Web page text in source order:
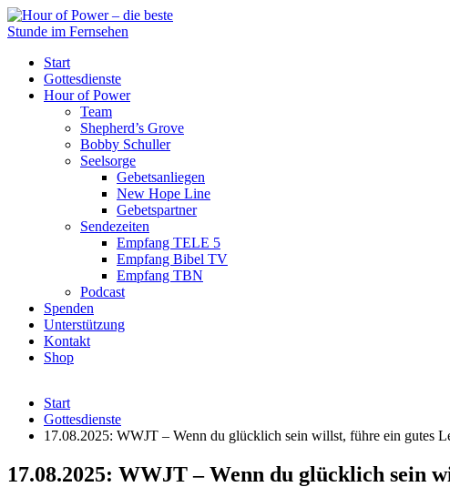
Start
Gottesdienste
Hour of Power
Team
Shepherd’s Grove
Bobby Schuller
Seelsorge
Gebetsanliegen
New Hope Line
Gebetspartner
Sendezeiten
Empfang TELE 5
Empfang Bibel TV
Empfang TBN
Podcast
Spenden
Unterstützung
Kontakt
Shop
Start
Gottesdienste
17.08.2025: WWJT – Wenn du glücklich sein willst, führe ein gutes
17.08.2025: WWJT – Wenn du glücklich sein